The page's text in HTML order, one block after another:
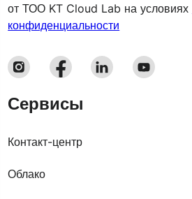
от ТОО KT Cloud Lab на условиях
конфиденциальности
Сервисы
Контакт-центр
Облако